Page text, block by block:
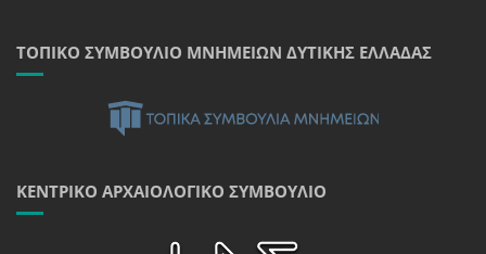
ΤΟΠΙΚΌ ΣΥΜΒΟΎΛΙΟ ΜΝΗΜΕΊΩΝ ΔΥΤΙΚΉΣ ΕΛΛΆΔΑΣ
ΚΕΝΤΡΙΚΌ ΑΡΧΑΙΟΛΟΓΙΚΌ ΣΥΜΒΟΎΛΙΟ